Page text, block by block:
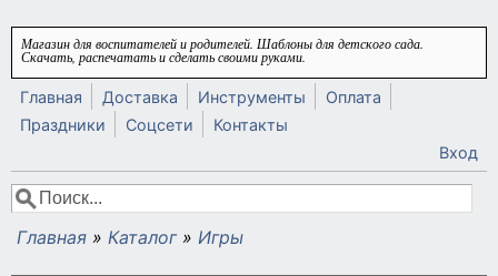
Перейти к основному содержанию
Магазин для воспитателей и родителей. Шаблоны для детского сада.
Скачать, распечатать и сделать своими руками.
Главная Доставка Инструменты
Оплата
Праздники
Соцсети
Контакты
Вход
Форма поиска
Поиск
Вы здесь
Главная » Каталог » Игры